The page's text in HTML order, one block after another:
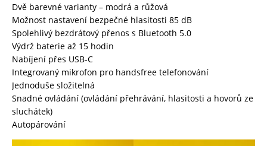
Dvě barevné varianty – modrá a růžová
Možnost nastavení bezpečné hlasitosti 85 dB
Spolehlivý bezdrátový přenos s Bluetooth 5.0
Výdrž baterie až 15 hodin
Nabíjení přes USB-C
Integrovaný mikrofon pro handsfree telefonování
Jednoduše složitelná
Snadné ovládání (ovládání přehrávání, hlasitosti a hovorů ze
sluchátek)
Autopárování